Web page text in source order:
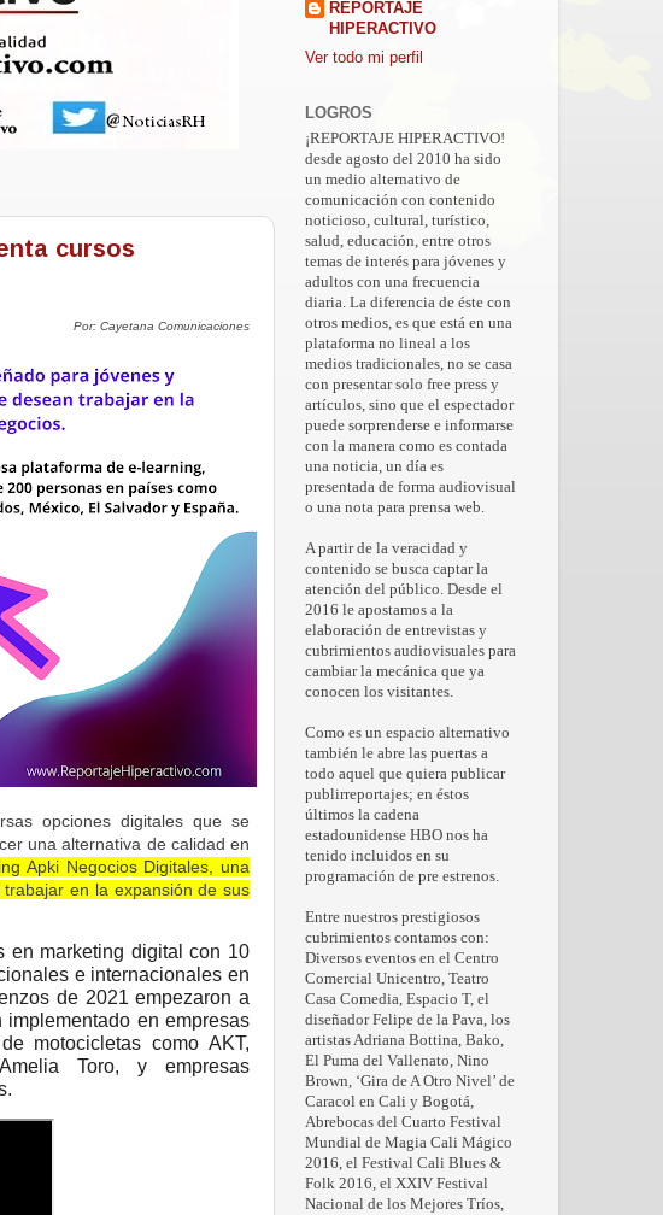
cursos
Por: Cayetana Comunicaciones
opciones digitales que se
una alternativa de calidad en
Apki Negocios Digitales, una
en la expansión de sus
en marketing digital con 10
e internacionales en
de 2021 empezaron a
en empresas
motocicletas como AKT,
Toro, y empresas
REPORTAJE
HIPERACTIVO
Ver todo mi perfil
LOGROS
¡REPORTAJE HIPERACTIVO!
desde agosto del 2010 ha sido
un medio alternativo de
comunicación con contenido
noticioso, cultural, turístico,
salud, educación, entre otros
temas de interés para jóvenes y
adultos con una frecuencia
diaria. La diferencia de éste con
otros medios, es que está en una
plataforma no lineal a los
medios tradicionales, no se casa
con presentar solo free press y
artículos, sino que el espectador
puede sorprenderse e informarse
con la manera como es contada
una noticia, un día es
presentada de forma audiovisual
o una nota para prensa web.
A partir de la veracidad y
contenido se busca captar la
atención del público. Desde el
2016 le apostamos a la
elaboración de entrevistas y
cubrimientos audiovisuales para
cambiar la mecánica que ya
conocen los visitantes.
Como es un espacio alternativo
también le abre las puertas a
todo aquel que quiera publicar
publirreportajes; en éstos
últimos la cadena
estadounidense HBO nos ha
tenido incluidos en su
programación de pre estrenos.
Entre nuestros prestigiosos
cubrimientos contamos con:
Diversos eventos en el Centro
Comercial Unicentro, Teatro
Casa Comedia, Espacio T, el
diseñador Felipe de la Pava, los
artistas Adriana Bottina, Bako,
El Puma del Vallenato, Nino
Brown, ‘Gira de A Otro Nivel’ de
Caracol en Cali y Bogotá,
Abrebocas del Cuarto Festival
Mundial de Magia Cali Mágico
2016, el Festival Cali Blues &
Folk 2016, el XXIV Festival
Nacional de los Mejores Tríos,